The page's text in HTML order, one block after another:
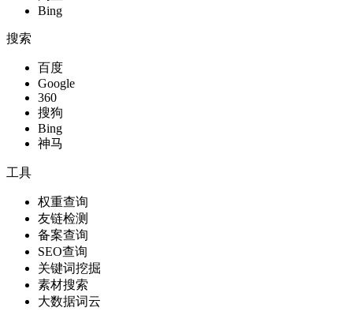
Bing
搜索
百度
Google
360
搜狗
Bing
神马
工具
权重查询
友链检测
备案查询
SEO查询
关键词挖掘
素材搜索
大数据词云